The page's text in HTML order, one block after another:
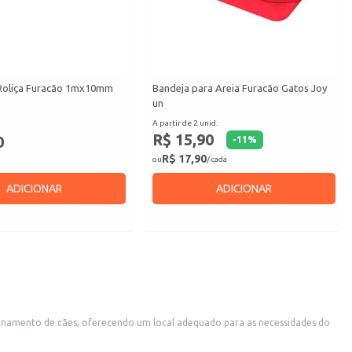
Furacão 1mx10mm
ADICIONAR
Bandeja para Areia Furacão Gatos Joy
un
A partir de 2 unid.
R$ 15,90 -11 %
ouR$ 17,90/ cada
ADICIONAR
de cães, oferecendo um local adequado para as necessidades do